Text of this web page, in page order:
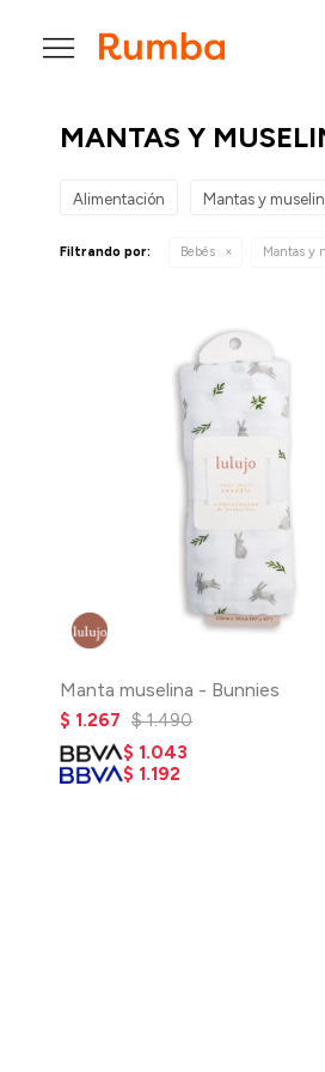

MANTAS Y
Alimentación Mantas y
Filtrando por: Bebés Mantas y
Manta muselina - Bunnies
$ 1.267 $ 1.490
$ 1.043
$ 1.192